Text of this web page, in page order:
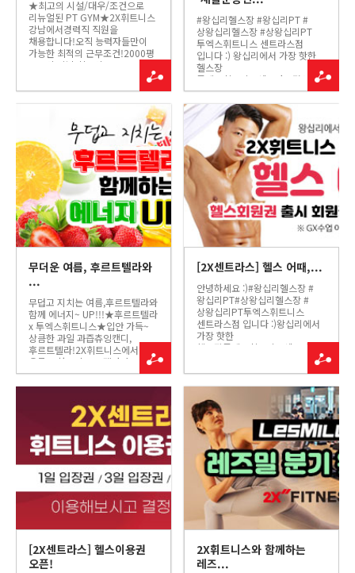
★최고의 시설/대우/조건으로
리뉴얼된 PT GYM★2X휘트니스
강남에서경력직 직원을
채용합니다!오직 능력자들만이
가능한 최적의 근무조건!2000평
규모의 강남 최고의
PILATES 기구들과50여개의
유산소 머신!능력있는
있겠습니다!많은 관심
부탁드립니다.
#왕십리헬스장 #왕십리PT #
상왕십리헬스장 #상왕십리PT
투엑스휘트니스 센트라스점
입니다 :) 왕십리에서 가장 핫한
헬스장
투엑스휘트니스센트라스점의
피지크 왕자 케이 시니어
트레이너 의 NPCA 피지크
노비스 3위 WNGP 피지크
노비스 3위 WNGP 피지크 오픈
3위 대회 입상 소식을 들고
왔습니당 :) NPCA수원 WN...
무더운 여름, 후르트텔라와
...
무덥고 지치는 여름,후르트텔라와
함께 에너지~ UP!!!★후르트텔라
x 투엑스휘트니스★입안 가득~
상큼한 과일 과즙츄잉캔디,
후르트텔라!2X휘트니스에서
운동도 하고,후르트텔라와
함께에너지도 UP! UP!!! *
후르트텔라 제품은 각 지점에서
[2X센트라스] 헬스 어때,...
안녕하세요 :)#왕십리헬스장 #
왕십리PT#상왕십리헬스장 #
상왕십리PT투엑스휘트니스
센트라스점 입니다 :)왕십리에서
가장 핫한
헬스장투엑스휘트니스센트라스
했습니다!헬스 회원권 출시 기념
이벤트 소개합니다!​헬스 회원권
출시월 6만원​※ GX 이용불가 /
30명 한정헬스와 PT만
이용하시는회원님들 위한헬스
회원권! ...
[2X센트라스] 헬스이용권
오픈!
2X휘트니스와 함께하는
레즈...